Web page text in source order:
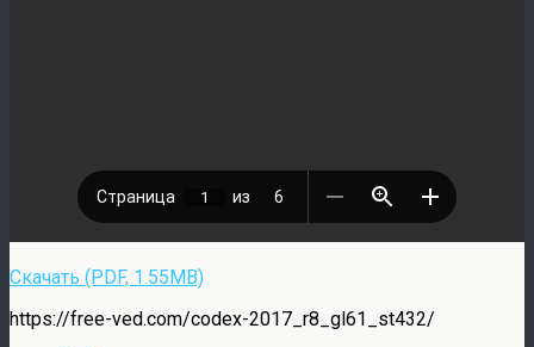
Скачать (PDF, 1.55MB)
https://free-ved.com/codex-2017_r8_gl61_st432/